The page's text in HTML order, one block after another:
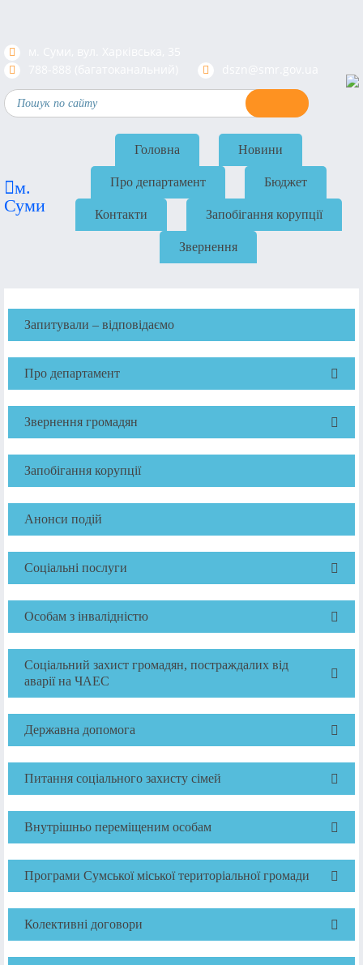
м.
Суми
Головна Новини
Про департамент Бюджет
Контакти Запобігання корупції
Звернення
Запитували – відповідаємо
Про департамент
Звернення громадян
Запобігання корупції
Анонси подій
Соціальні послуги
Особам з інвалідністю
Соціальний захист громадян, постраждалих від
аварії на ЧАЕС
Державна допомога
Питання соціального захисту сімей
Внутрішньо переміщеним особам
Програми Сумської міської територіальної громади
Колективні договори